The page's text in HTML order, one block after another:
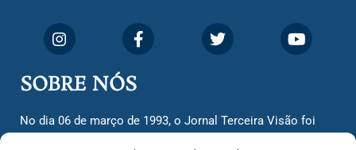
SOBRE NÓS
No dia 06 de março de 1993, o Jornal Terceira Visão foi